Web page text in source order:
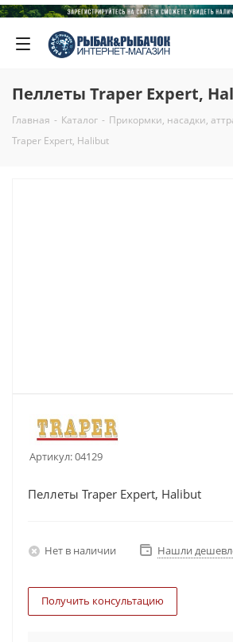
Пеллеты Traper Expert,
Главная - Каталог - Прикормки, насадки,
Traper Expert, Halibut
Артикул:04129
Пеллеты Traper Expert, Halibut
Нет в наличии Нашли
Получить консультацию